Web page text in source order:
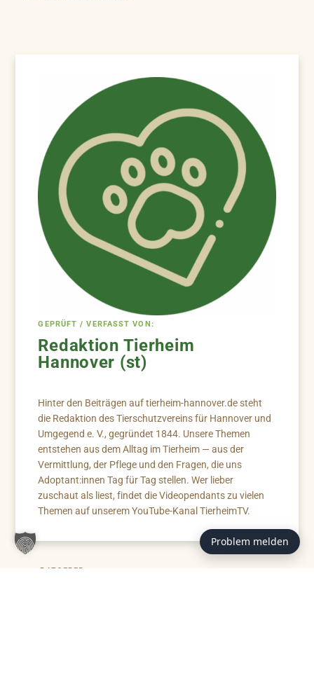
GEPRÜFT / VERFASST VON:
Redaktion Tierheim
Hannover (st)
Hinter den Beiträgen auf tierheim-hannover.de steht
die Redaktion des Tierschutzvereins für Hannover und
Umgegend e. V., gegründet 1844. Unsere Themen
entstehen aus dem Alltag im Tierheim — aus der
Vermittlung, der Pflege und den Fragen, die uns
Adoptant:innen Tag für Tag stellen. Wer lieber
zuschaut als liest, findet die Videopendants zu vielen
Themen auf unserem YouTube-Kanal TierheimTV.
RATGEBER
Problem melden